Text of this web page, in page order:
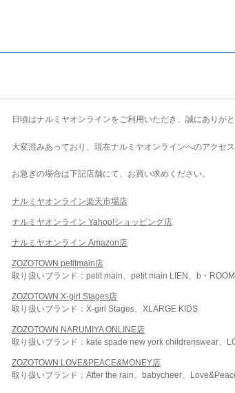
日頃はナルミヤオンラインをご利用いただき、誠にありがと
大変混みあっており、現在ナルミヤオンラインへのアクセ
お急ぎの場合は下記店舗にて、お買い求めください。
ナルミヤオンライン楽天市場店
ナルミヤオンライン Yahoo!ショッピング店
ナルミヤオンライン Amazon店
ZOZOTOWN petitmain店
取り扱いブランド：petit main、petit main LIEN、b・ROOM
ZOZOTOWN X-girl Stages店
取り扱いブランド：X-girl Stages、XLARGE KIDS
ZOZOTOWN NARUMIYA ONLINE店
取り扱いブランド：kate spade new york childrenswear、
ZOZOTOWN LOVE&PEACE&MONEY店
取り扱いブランド：After the rain、babycheer、